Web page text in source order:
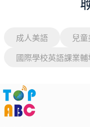
成人美語 兒
國際學校英語課業輔